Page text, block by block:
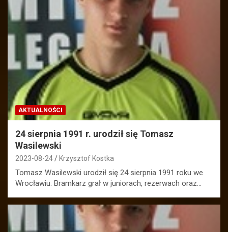
AKTUALNOŚCI
24 sierpnia 1991 r. urodził się Tomasz
Wasilewski
2023-08-24 Krzysztof Kostka
Tomasz Wasilewski urodził się 24 sierpnia 1991 roku we
Wrocławiu. Bramkarz grał w juniorach, rezerwach oraz…